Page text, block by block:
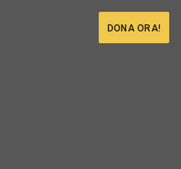
DONA ORA!